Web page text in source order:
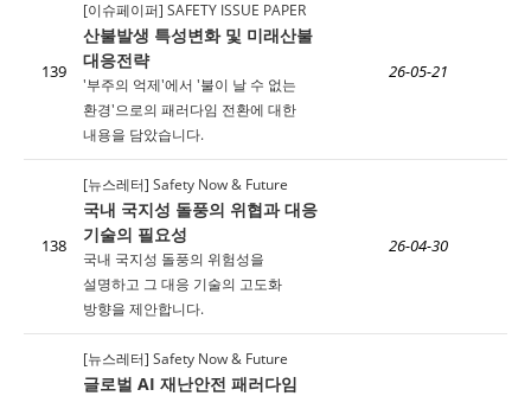
139
[이슈페이퍼] SAFETY ISSUE PAPER
산불발생 특성변화 및 미래산불
대응전략
'부주의 억제'에서 '불이 날 수 없는
환경'으로의 패러다임 전환에 대한
내용을 담았습니다.
26-05-21
138
[뉴스레터] Safety Now & Future
국내 국지성 돌풍의 위협과 대응
기술의 필요성
국내 국지성 돌풍의 위험성을
설명하고 그 대응 기술의 고도화
방향을 제안합니다.
26-04-30
[뉴스레터] Safety Now & Future
글로벌 AI 재난안전 패러다임